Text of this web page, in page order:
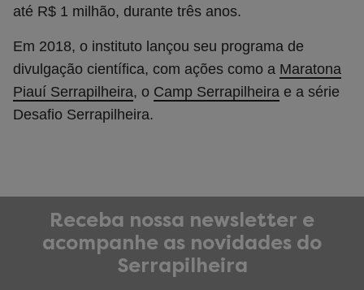
até R$ 1 milhão, durante três anos.
Em 2018, o instituto lançou seu programa de
divulgação científica, com ações como a Maratona
Piauí Serrapilheira, o Camp Serrapilheira e a série
Desafio Serrapilheira.
Receba nossa newsletter e
acompanhe as novidades do
Serrapilheira